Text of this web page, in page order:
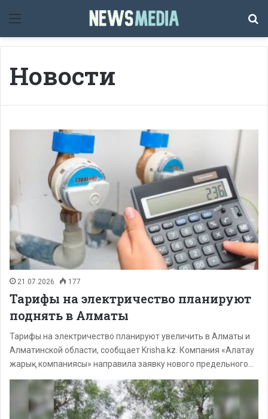
Мәзір
Новости
21.07.2026 177
Тарифы на электричество планируют
поднять в Алматы
Тарифы на электричество планируют увеличить в Алматы и
Алматинской области, сообщает Krisha.kz. Компания «Алатау
жарық компаниясы» направила заявку нового предельного…